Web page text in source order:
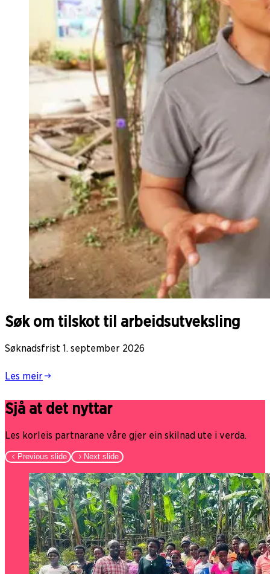
Søk om tilskot til arbeidsutveksling
Søknadsfrist 1. september 2026
Les meir
Sjå at det nyttar
Les korleis partnarane våre gjer ein skilnad ute i verda.
Previous slide Next slide